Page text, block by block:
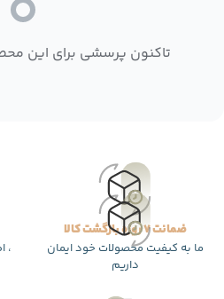
تاکنون پرسشی برای این
ضمانت 7 روزه بازگشت کالا
ما به کیفیت محصولات خود ایمان
داریم
،